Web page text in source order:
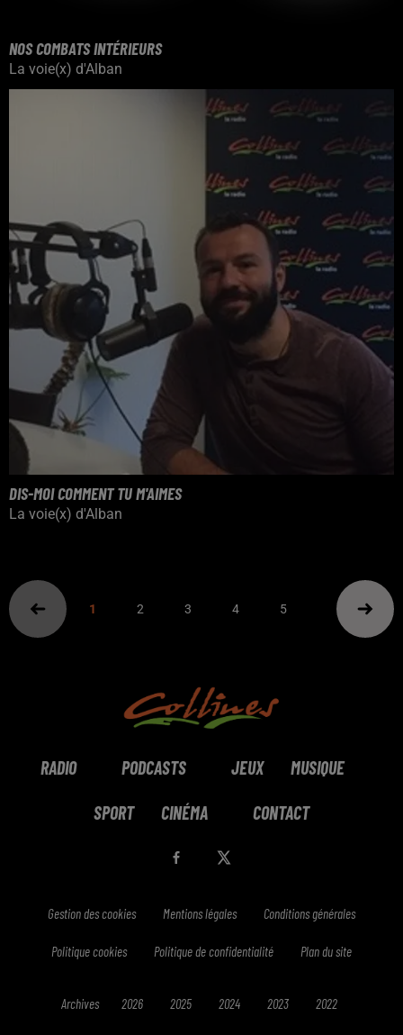
NOS COMBATS INTÉRIEURS
La voie(x) d'Alban
DIS-MOI COMMENT TU M'AIMES
La voie(x) d'Alban
1 2 3 4 5
RADIO PODCASTS JEUX MUSIQUE
SPORT CINÉMA CONTACT
Gestion des cookies Mentions légales Conditions générales
Politique cookies Politique de confidentialité Plan du site
Archives 2026 2025 2024 2023 2022